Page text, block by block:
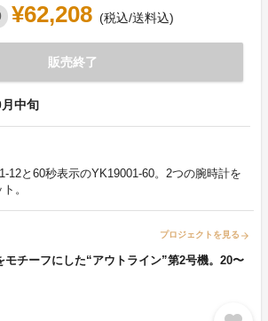
¥62,208 (税込/送料込)
販売終了
中旬
12と60秒表示のYK19001-60。2つの腕時計を
。
プロジェクトを見る arrow_forward
モチーフにした“アウトライン”第2号機。20〜